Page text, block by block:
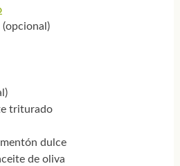
(opcional)
triturado
dulce
de oliva